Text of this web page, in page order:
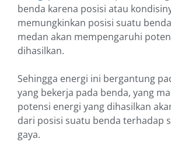
benda karena posisi atau
memungkinkan posisi suatu
medan akan mempengaruhi
dihasilkan.
Sehingga energi ini bergantung
yang bekerja pada benda, yang
potensi energi yang dihasilkan
dari posisi suatu benda terhadap
gaya.